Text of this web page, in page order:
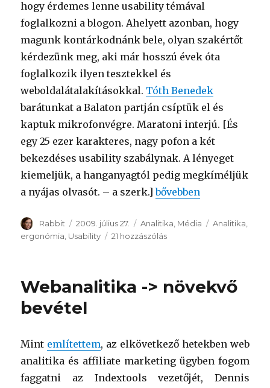
hogy érdemes lenne usability témával
foglalkozni a blogon. Ahelyett azonban, hogy
magunk kontárkodnánk bele, olyan szakértőt
kérdezünk meg, aki már hosszú évek óta
foglalkozik ilyen tesztekkel és
weboldalátalakításokkal. Tóth Benedek
barátunkat a Balaton partján csíptük el és
kaptuk mikrofonvégre. Maratoni interjú. [És
egy 25 ezer karakteres, nagy pofon a két
bekezdéses usability szabálynak. A lényeget
kiemeljük, a hanganyagtól pedig megkíméljük
a nyájas olvasót. – a szerk.]“Profitabilitás és
bővebben
Szerző
Rabbit Közzétéve
2009. július 27. Kategória
Analitika Média Címke
Analitika
ergonómia Usability 21 hozzászólás
bejegyzéshez
Webanalitika -> növekvő
bevétel
Mint említettem, az elkövetkező hetekben web
analitika és affiliate marketing ügyben fogom
faggatni az Indextools vezetőjét, Dennis